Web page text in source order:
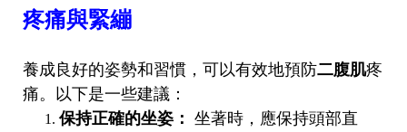
疼痛與緊繃
養成良好的姿勢和習慣，可以有效地預防二腹肌疼
痛。以下是一些建議：
保持正確的坐姿： 坐著時，應保持頭部直